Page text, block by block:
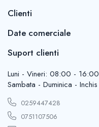
Clienti
Date comerciale
Suport clienti
Luni - Vineri: 08:00 - 16:00
Sambata - Duminica - Inchis
0259447428
0751107506